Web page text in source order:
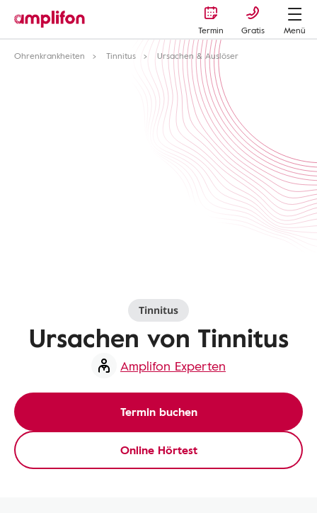
Termin Gratis
Menü
Ohrenkrankheiten
Tinnitus Ursachen & Auslöser
Tinnitus
Ursachen von Tinnitus
Amplifon Experten
Termin buchen
Online Hörtest